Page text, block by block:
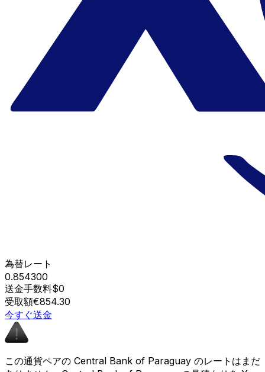
為替レート
0.854300
送金手数料$0
受取額€854.30
今すぐ送金
この通貨ペアの Central Bank of Paraguay のレートはまだ